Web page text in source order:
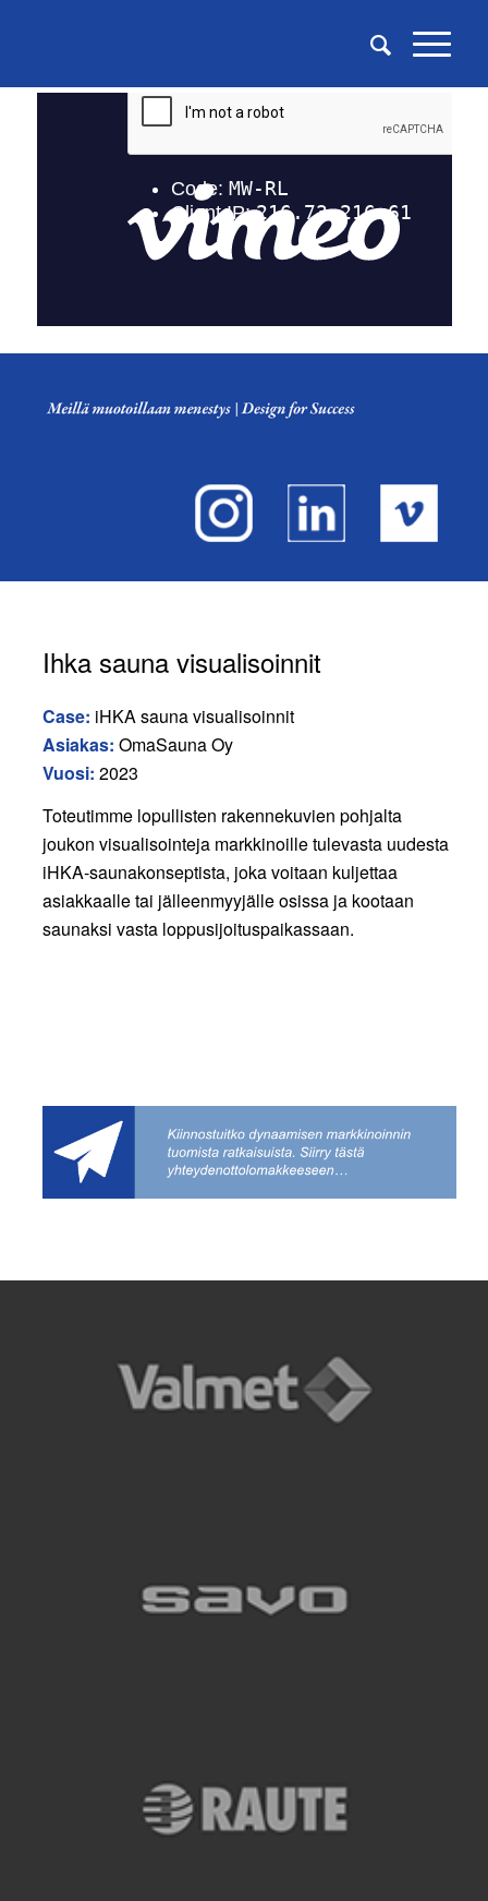
Ihka sauna visualisoinnit
Case: iHKA sauna visualisoinnit
Asiakas: OmaSauna Oy
Vuosi: 2023
Toteutimme lopullisten rakennekuvien pohjalta
joukon visualisointeja markkinoille tulevasta uudesta
iHKA-saunakonseptista, joka voitaan kuljettaa
asiakkaalle tai jälleenmyyjälle osissa ja kootaan
saunaksi vasta loppusijoituspaikassaan.